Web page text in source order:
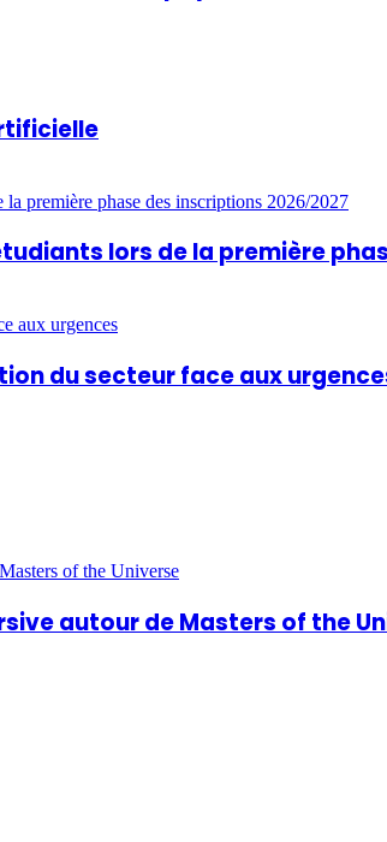
lors de la première
du secteur face aux
autour de Masters of the